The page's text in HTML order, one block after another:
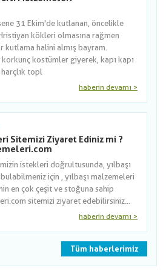
31 Ekim'de kutlanan, öncelikle
kökleri olmasına rağmen
kutlama halini almış bayram.
kostümler giyerek, kapı kapı
topl
haberin devamı >
Sitemizi Ziyaret Ediniz mi ?
istekleri doğrultusunda, yılbaşı
için , yılbaşı malzemeleri
en çok çeşit ve stoğuna sahip
sitemizi ziyaret edebilirsiniz...
haberin devamı >
Tüm haberlerimiz